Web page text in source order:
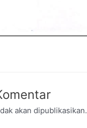
akan dipublikasikan.